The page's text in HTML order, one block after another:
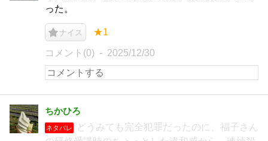
った。
ナイス ★1
コメント(0) 2025/12/30
ちかひろ
ネタバレ
どうみても完全犯罪だったのに、福子さん